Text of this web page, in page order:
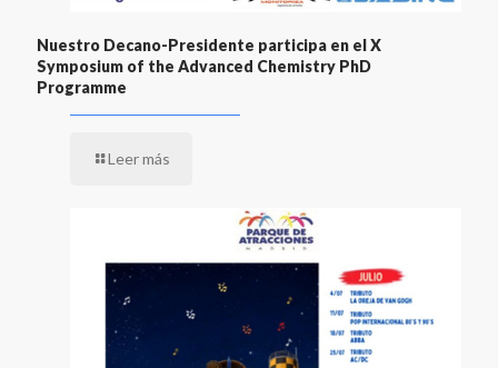
Nuestro Decano-Presidente participa en el X
Symposium of the Advanced Chemistry PhD
Programme
Leer más